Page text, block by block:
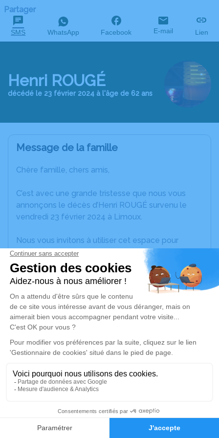
Faire-part Hommages
Partager
SMS WhatsApp Facebook E-mail Lien
Henri ROUGÉ
décédé le 23 février 2024 à l'âge de 62 ans
Message de la famille
Chère famille, chers amis,
C’est avec une grande tristesse que nous vous
annonçons le décès d’Henri ROUGÉ survenu le
vendredi 23 février 2024 à Limoux.
Nous vous invitons à utiliser cet espace pour
laisser vos condoléances, partager des photos
souvenirs, une anecdote ou exprimer vos pensées
à travers des poèmes ou des textes. Cet endroit
est un lieu d'expression dédié à honorer la
mémoire d’Henri ROUGÉ.
Un service de plantation d’arbre hommage est
disponible ici
Crémation
Information indisponible